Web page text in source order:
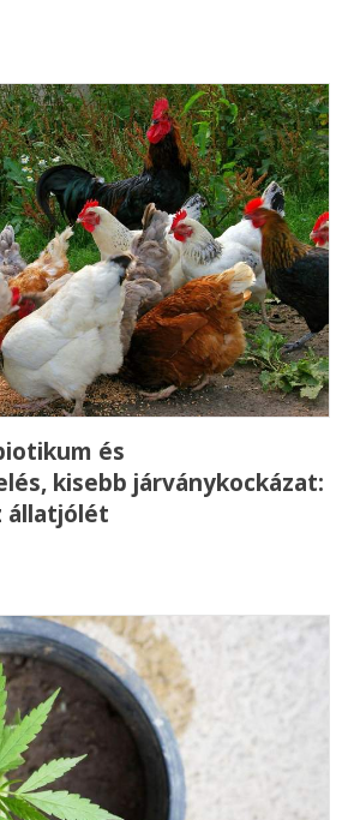
és
kisebb járványkockázat:
állatjólét